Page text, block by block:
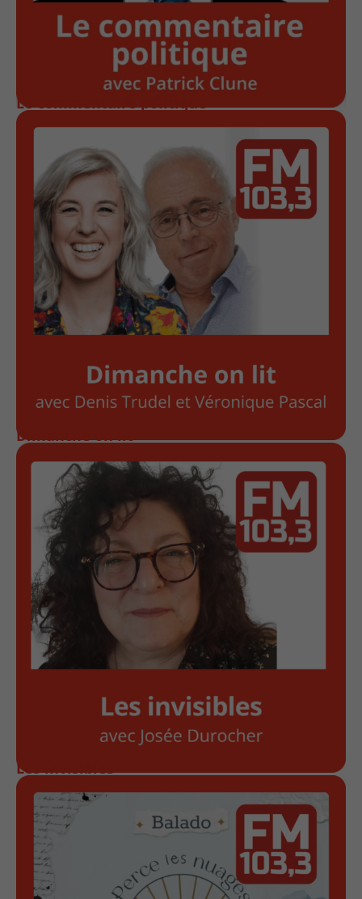
Le commentaire politique
Dimanche on lit
Les invisibles